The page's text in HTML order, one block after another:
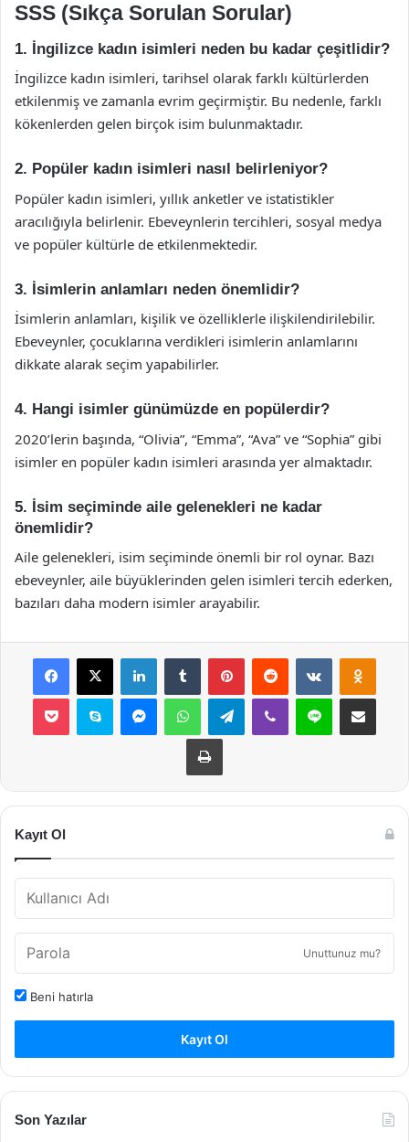
SSS (Sıkça Sorulan Sorular)
1. İngilizce kadın isimleri neden bu kadar çeşitlidir?
İngilizce kadın isimleri, tarihsel olarak farklı kültürlerden
etkilenmiş ve zamanla evrim geçirmiştir. Bu nedenle, farklı
kökenlerden gelen birçok isim bulunmaktadır.
2. Popüler kadın isimleri nasıl belirleniyor?
Popüler kadın isimleri, yıllık anketler ve istatistikler
aracılığıyla belirlenir. Ebeveynlerin tercihleri, sosyal medya
ve popüler kültürle de etkilenmektedir.
3. İsimlerin anlamları neden önemlidir?
İsimlerin anlamları, kişilik ve özelliklerle ilişkilendirilebilir.
Ebeveynler, çocuklarına verdikleri isimlerin anlamlarını
dikkate alarak seçim yapabilirler.
4. Hangi isimler günümüzde en popülerdir?
2020’lerin başında, “Olivia”, “Emma”, “Ava” ve “Sophia” gibi
isimler en popüler kadın isimleri arasında yer almaktadır.
5. İsim seçiminde aile gelenekleri ne kadar
önemlidir?
Aile gelenekleri, isim seçiminde önemli bir rol oynar. Bazı
ebeveynler, aile büyüklerinden gelen isimleri tercih ederken,
bazıları daha modern isimler arayabilir.
Facebook
X LinkedInTumblr PinterestReddit VKontakte
Pocket Skype MessengerWhatsAppTelegramViber Line E-Posta ile
Yazdır
Kayıt Ol
Unuttunuz mu?
Beni hatırla
Kayıt Ol
Son Yazılar